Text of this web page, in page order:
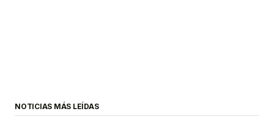
NOTICIAS MÁS LEÍDAS